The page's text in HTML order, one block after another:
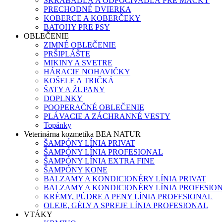
PRECHODNÉ DVIERKA
KOBERCE A KOBERČEKY
BATOHY PRE PSY
OBLEČENIE
ZIMNÉ OBLEČENIE
PRŠIPLÁŠTE
MIKINY A SVETRE
HÁRACIE NOHAVIČKY
KOŠELE A TRIČKÁ
ŠATY A ŽUPANY
DOPLNKY
POOPERAČNÉ OBLEČENIE
PLÁVACIE A ZÁCHRANNÉ VESTY
Topánky
Veterinárna kozmetika BEA NATUR
ŠAMPÓNY LÍNIA PRIVAT
ŠAMPÓNY LÍNIA PROFESIONAL
ŠAMPÓNY LÍNIA EXTRA FINE
ŠAMPÓNY KONE
BALZAMY A KONDICIONÉRY LÍNIA PRIVAT
BALZAMY A KONDICIONÉRY LÍNIA
KRÉMY, PÚDRE A PENY LÍNIA PROFESIONAL
OLEJE, GÉLY A SPREJE LÍNIA PROFESIONAL
VTÁKY